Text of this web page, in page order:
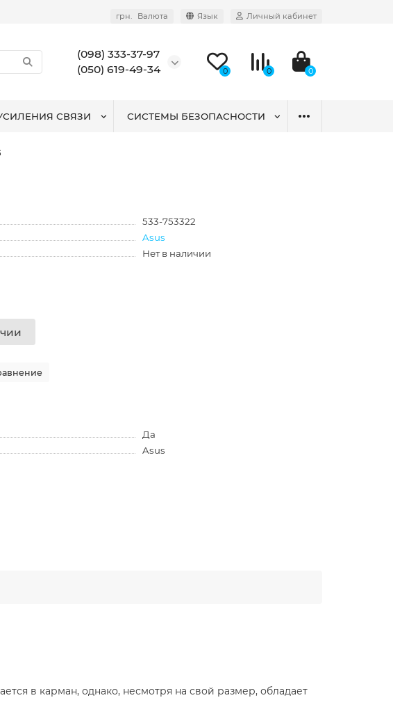
грн. Валюта Язык Личный кабинет
(098) 333-37-97
(050) 619-49-34
0 0 0
СВЯЗИ СИСТЕМЫ БЕЗОПАСНОСТИ
533-753322
Asus
Нет в наличии
Да
Asus
в карман, однако, несмотря на свой размер, обладает